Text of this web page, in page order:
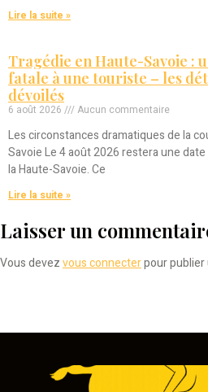
Lire la suite »
Tragédie en Haute-Savoie :
fatale à une touriste – les
dévoilés
6 août 2026 Aucun commentaire
Les circonstances dramatiques de la
Savoie Le 4 août 2026 restera une
la Haute-Savoie. Ce
Lire la suite »
Laisser un
Vous devezvous connecterpour publier